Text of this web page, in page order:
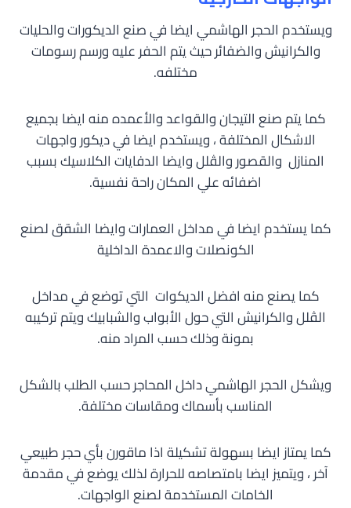
ويستخدم الحجر الهاشمي ايضا في صنع الديكورات والحليات
والكرانيش والضفائر حيث يتم الحفر عليه ورسم رسومات
مختلفه.
كما يتم صنع التيجان والقواعد والأعمده منه ايضا بجميع
الاشكال المختلفة ، ويستخدم ايضا في ديكور واجهات
المنازل والقصور والڤلل وايضا الدفايات الكلاسيك بسبب
اضفائه علي المكان راحة نفسية.
كما يستخدم ايضا في مداخل العمارات وايضا الشقق لصنع
الكونصلات والاعمدة الداخلية
كما يصنع منه افضل الديكوات التي توضع في مداخل
الڤلل والكرانيش التي حول الأبواب والشبابيك ويتم تركيبه
بمونة وذلك حسب المراد منه.
ويشكل الحجر الهاشمي داخل المحاجر حسب الطلب بالشكل
المناسب بأسماك ومقاسات مختلفة.
كما يمتاز ايضا بسهولة تشكيلة اذا ماقورن بأي حجر طبيعي
آخر ، ويتميز ايضا بامتصاصه للحرارة لذلك يوضع في مقدمة
الخامات المستخدمة لصنع الواجهات.